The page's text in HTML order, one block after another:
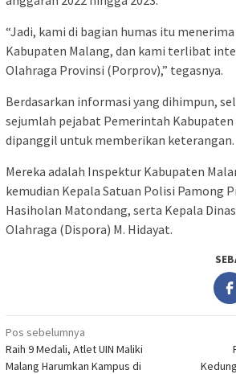
“Jadi, kami di bagian humas itu menerima
Kabupaten Malang, dan kami terlibat
Olahraga Provinsi (Porprov),” tegasnya.
Berdasarkan informasi yang dihimpun,
sejumlah pejabat Pemerintah
dipanggil untuk memberikan keterangan.
Mereka adalah Inspektur Kabupaten
kemudian Kepala Satuan Polisi Pamong
Hasiholan Matondang, serta Kepala
Olahraga (Dispora) M. Hidayat.
Navigasi
pos
Pos sebelumnya
Raih 9 Medali, Atlet UIN Maliki
Malang Harumkan Kampus di